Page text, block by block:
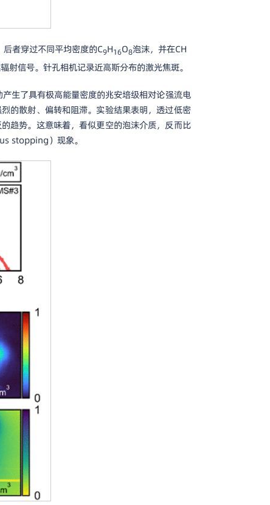
者穿过不同平均密度的C9H16O8泡沫，并在CH
信号。针孔相机记录近高斯分布的激光焦斑。
生了具有极高能量密度的兆安培级相对论强流电
的散射、偏转和阻滞。实验结果表明，透过低密
趋势。这意味着，看似更空的泡沫介质，反而比
stopping）现象。